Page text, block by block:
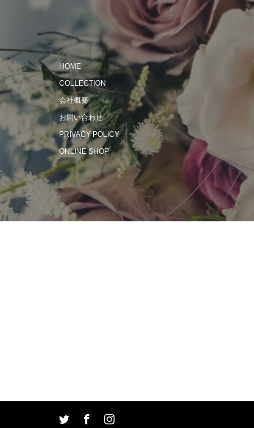
HOME
COLLECTION
会社概要
お問い合わせ
PRIVACY POLICY
ONLINE SHOP